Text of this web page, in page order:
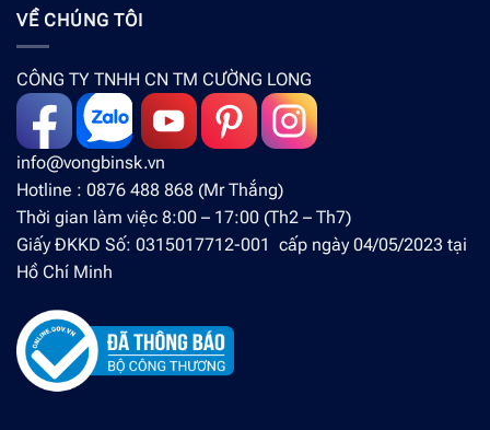
VỀ CHÚNG TÔI
CÔNG TY TNHH CN TM CƯỜNG LONG
info@vongbinsk.vn
Hotline : 0876 488 868 (Mr Thắng)
Thời gian làm việc 8:00 – 17:00 (Th2 – Th7)
Giấy ĐKKD Số: 0315017712-001 cấp ngày 04/05/2023 tại
Hồ Chí Minh